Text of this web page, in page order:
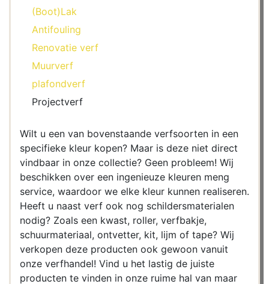
(Boot)Lak
Antifouling
Renovatie verf
Muurverf
plafondverf
Projectverf
Wilt u een van bovenstaande verfsoorten in een
specifieke kleur kopen? Maar is deze niet direct
vindbaar in onze collectie? Geen probleem! Wij
beschikken over een ingenieuze kleuren meng
service, waardoor we elke kleur kunnen realiseren.
Heeft u naast verf ook nog schildersmaterialen
nodig? Zoals een kwast, roller, verfbakje,
schuurmateriaal, ontvetter, kit, lijm of tape? Wij
verkopen deze producten ook gewoon vanuit
onze verfhandel! Vind u het lastig de juiste
producten te vinden in onze ruime hal van maar